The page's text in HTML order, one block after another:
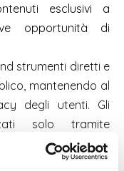
esclusivi a
opportunità di
strumenti diretti e
mantenendo al
degli utenti. Gli
solo tramite
posizione